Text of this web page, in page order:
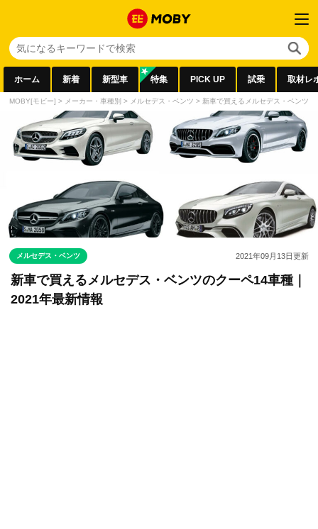
ホーム 新着 新型車 特集 PICK UP 試乗 取材レ
MOBY[モビー] > メーカー・車種別 > メルセデス・ベンツ > 新車で買えるメルセデス・ベンツ
メルセデス・ベンツ 2021年09月13日更新
新車で買えるメルセデス・ベンツのクーペ14車種｜
2021年最新情報